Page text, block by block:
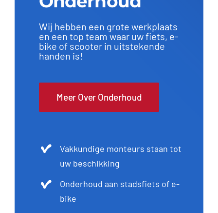
Wij hebben een grote werkplaats
en een top team waar uw fiets, e-
bike of scooter in uitstekende
handen is!
Meer Over Onderhoud
Vakkundige monteurs staan tot
uw beschikking
Onderhoud aan stadsfiets of e-
bike